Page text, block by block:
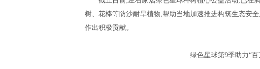
树、花棒等防沙耐旱植物,帮助当地加速推进构筑生态安
作出积极贡献。
绿色星球第9季助力“